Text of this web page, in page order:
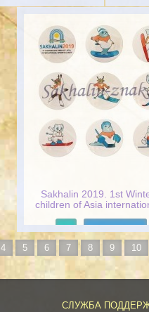
Sakhalin 2019. 1st
children of Asia
4 5 6 7 8 9 10
СЛУЖБА